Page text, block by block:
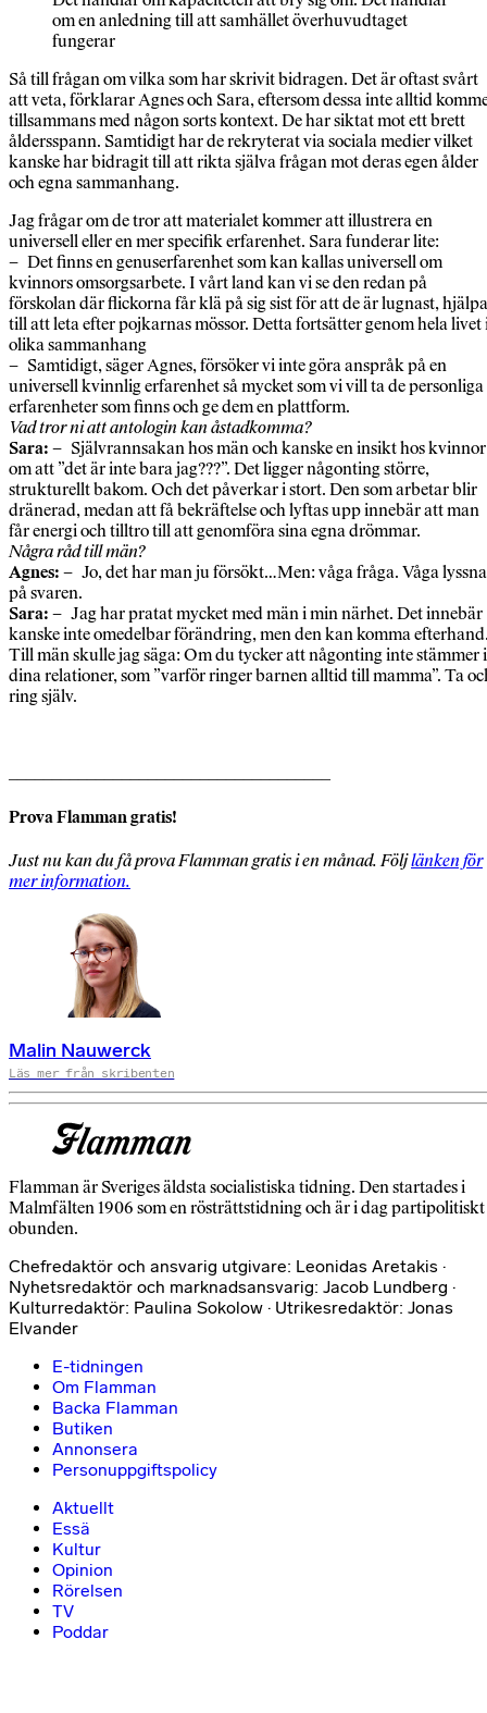
om en anledning till att samhället överhuvudtaget
fungerar
Så till frågan om vilka som har skrivit bidragen. Det är oftast svårt
att veta, förklarar Agnes och Sara, eftersom dessa inte alltid
tillsammans med någon sorts kontext. De har siktat mot ett brett
åldersspann. Samtidigt har de rekryterat via sociala medier vilket
kanske har bidragit till att rikta själva frågan mot deras egen ålder
och egna sammanhang.
Jag frågar om de tror att materialet kommer att illustrera en
universell eller en mer specifik erfarenhet. Sara funderar lite:
– Det finns en genuserfarenhet som kan kallas universell om
kvinnors omsorgsarbete. I vårt land kan vi se den redan på
förskolan där flickorna får klä på sig sist för att de är lugnast, hjälpa
till att leta efter pojkarnas mössor. Detta fortsätter genom hela livet
olika sammanhang
– Samtidigt, säger Agnes, försöker vi inte göra anspråk på en
universell kvinnlig erfarenhet så mycket som vi vill ta de personliga
erfarenheter som finns och ge dem en plattform.
Vad tror ni att antologin kan åstadkomma?
Sara: – Självrannsakan hos män och kanske en insikt hos kvinnor
om att ”det är inte bara jag???”. Det ligger någonting större,
strukturellt bakom. Och det påverkar i stort. Den som arbetar blir
dränerad, medan att få bekräftelse och lyftas upp innebär att man
får energi och tilltro till att genomföra sina egna drömmar.
Några råd till män?
Agnes: – Jo, det har man ju försökt…Men: våga fråga. Våga lyssna
på svaren.
Sara: – Jag har pratat mycket med män i min närhet. Det innebär
kanske inte omedelbar förändring, men den kan komma
Till män skulle jag säga: Om du tycker att någonting inte stämmer i
dina relationer, som ”varför ringer barnen alltid till mamma”. Ta
ring själv.
Prova Flamman gratis!
Just nu kan du få prova Flamman gratis i en månad. Följlänken för
mer information.
Malin Nauwerck
Läs mer från skribenten
Flamman är Sveriges äldsta socialistiska tidning. Den startades i
Malmfälten 1906 som en rösträttstidning och är i dag partipolitiskt
obunden.
Chefredaktör och ansvarig utgivare: Leonidas Aretakis ·
Nyhetsredaktör och marknadsansvarig: Jacob Lundberg ·
Kulturredaktör: Paulina Sokolow · Utrikesredaktör: Jonas
Elvander
E-tidningen
Om Flamman
Backa Flamman
Butiken
Annonsera
Personuppgiftspolicy
Aktuellt
Essä
Kultur
Opinion
Rörelsen
TV
Poddar